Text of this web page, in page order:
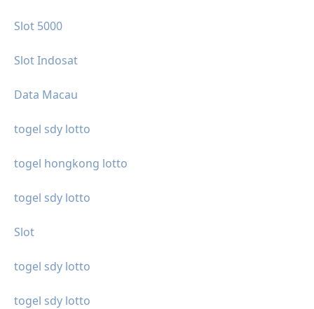
Slot 5000
Slot Indosat
Data Macau
togel sdy lotto
togel hongkong lotto
togel sdy lotto
Slot
togel sdy lotto
togel sdy lotto